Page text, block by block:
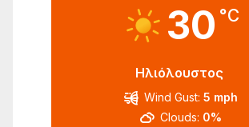
30 °C
Ηλιόλουστος
Wind Gust: 5 mph
Clouds: 0%